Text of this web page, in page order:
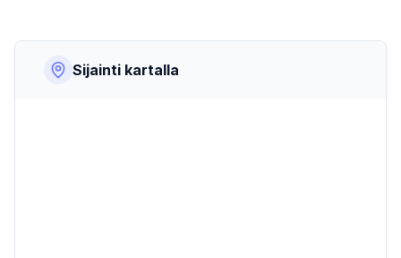
Sijainti kartalla